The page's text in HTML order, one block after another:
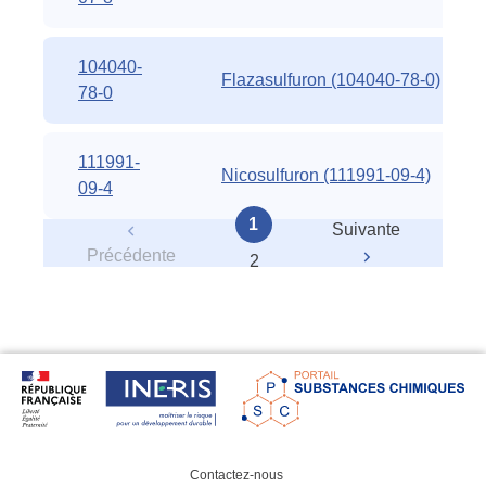
104040-
78-0
Flazasulfuron (104040-78-0)
111991-
09-4
Nicosulfuron (111991-09-4)
Précédente
1
2
Suivante
Contactez-nous